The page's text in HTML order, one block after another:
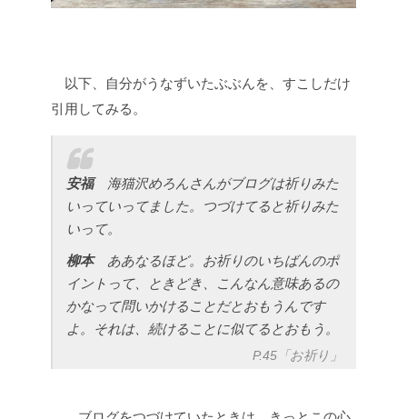
以下、自分がうなずいたぶぶんを、すこしだけ
引用してみる。
安福海猫沢めろんさんがブログは祈りみた
いっていってました。つづけてると祈りみた
いって。
柳本ああなるほど。お祈りのいちばんのポ
イントって、ときどき、こんなん意味あるの
かなって問いかけることだとおもうんです
よ。それは、続けることに似てるとおもう。
P.45「お祈り」